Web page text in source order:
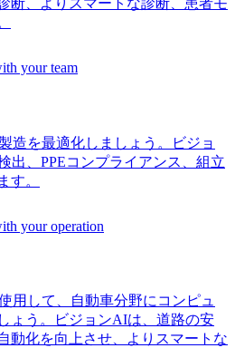
断、よりスマートな診断、患者モ
造を最適化しましょう。ビジョ
出、PPEコンプライアンス、組立
す。
用して、自動車分野にコンピュ
ょう。ビジョンAIは、道路の安
動化を向上させ、よりスマートな